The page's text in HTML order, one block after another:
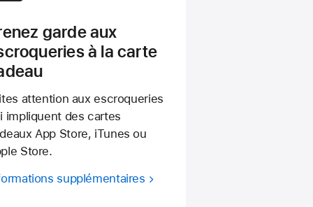
garde aux
à la carte
attention aux escroqueries
impliquent des cartes
App Store, iTunes ou
Store.
supplémentaires